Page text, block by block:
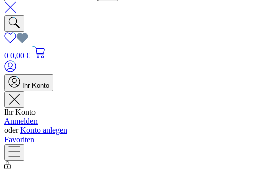
0 0,00 €
Ihr Konto
Ihr Konto
Anmelden
oderKonto anlegen
Favoriten